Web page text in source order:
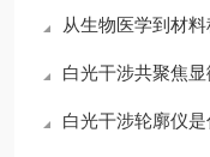
从生物医学到材料科学：
白光干涉共聚焦
白光干涉轮廓仪